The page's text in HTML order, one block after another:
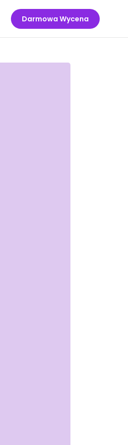
Darmowa Wycena